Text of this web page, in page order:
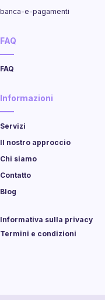
banca-e-pagamenti
FAQ
FAQ
Informazioni
Servizi
Il nostro approccio
Chi siamo
Contatto
Blog
Informativa sulla privacy
Termini e condizioni